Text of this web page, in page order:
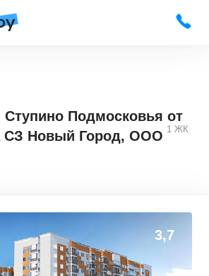
Ступино Подмосковья от
СЗ Новый Город, ООО 1 ЖК
3,7